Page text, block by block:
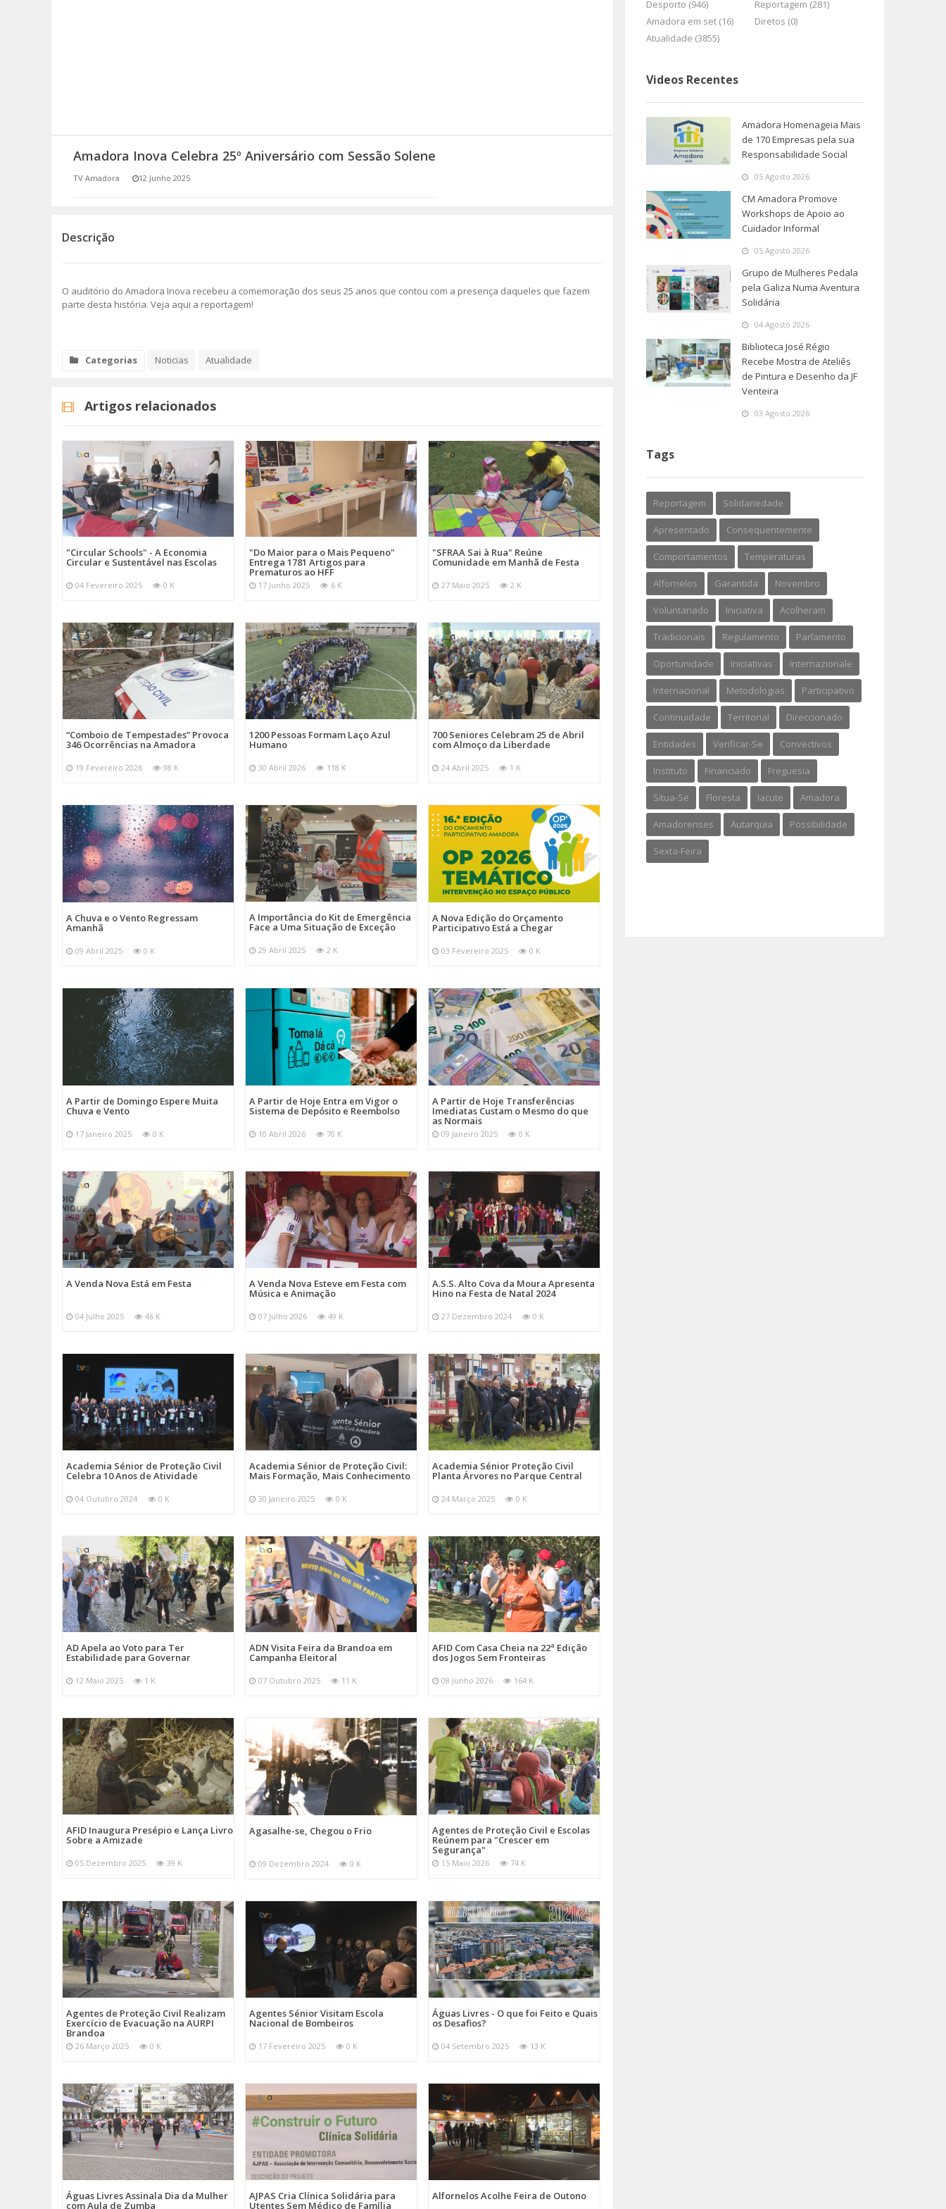
(RE) PENSAMENTOS
Amadora Inova Celebra 25º Aniversário com Sessão Solene
TV Amadora 12 Junho 2025
Descrição
O auditório do Amadora Inova recebeu a comemoração dos seus 25 anos que contou com a presença daqueles que fazem
parte desta história. Veja aqui a reportagem!
Categorias Noticias Atualidade
Artigos relacionados
"Circular Schools" - A Economia
Circular e Sustentável nas Escolas
04 Fevereiro 2025 0 K
"Do Maior para o Mais Pequeno"
Entrega 1781 Artigos para
Prematuros ao HFF
17 Junho 2025 6 K
"SFRAA Sai à Rua" Reúne
Comunidade em Manhã de Festa
27 Maio 2025 2 K
“Comboio de Tempestades” Provoca
346 Ocorrências na Amadora
19 Fevereiro 2026 98 K
1200 Pessoas Formam Laço Azul
Humano
30 Abril 2026 118 K
700 Seniores Celebram 25 de Abril
com Almoço da Liberdade
24 Abril 2025 1 K
A Chuva e o Vento Regressam
Amanhã
09 Abril 2025 0 K
A Importância do Kit de Emergência
Face a Uma Situação de Exceção
29 Abril 2025 2 K
A Nova Edição do Orçamento
Participativo Está a Chegar
03 Fevereiro 2025 0 K
A Partir de Domingo Espere Muita
Chuva e Vento
17 Janeiro 2025 0 K
A Partir de Hoje Entra em Vigor o
Sistema de Depósito e Reembolso
10 Abril 2026 70 K
A Partir de Hoje Transferências
Imediatas Custam o Mesmo do que
as Normais
09 Janeiro 2025 0 K
A Venda Nova Está em Festa
04 Julho 2025 46 K
A Venda Nova Esteve em Festa com
Música e Animação
07 Julho 2026 49 K
A.S.S. Alto Cova da Moura Apresenta
Hino na Festa de Natal 2024
27 Dezembro 2024 0 K
Academia Sénior de Proteção Civil
Celebra 10 Anos de Atividade
04 Outubro 2024 0 K
Academia Sénior de Proteção Civil:
Mais Formação, Mais Conhecimento
30 Janeiro 2025 0 K
Academia Sénior Proteção Civil
Planta Árvores no Parque Central
24 Março 2025 0 K
AD Apela ao Voto para Ter
Estabilidade para Governar
12 Maio 2025 1 K
ADN Visita Feira da Brandoa em
Campanha Eleitoral
07 Outubro 2025 11 K
AFID Com Casa Cheia na 22ª Edição
dos Jogos Sem Fronteiras
08 Junho 2026 164 K
AFID Inaugura Presépio e Lança Livro
Sobre a Amizade
05 Dezembro 2025 39 K
Agasalhe-se, Chegou o Frio
09 Dezembro 2024 0 K
Agentes de Proteção Civil e Escolas
Reúnem para "Crescer em
Segurança"
15 Maio 2026 74 K
Agentes de Proteção Civil Realizam
Exercício de Evacuação na AURPI
Brandoa
26 Março 2025 0 K
Agentes Sénior Visitam Escola
Nacional de Bombeiros
17 Fevereiro 2025 0 K
Águas Livres - O que foi Feito e Quais
os Desafios?
04 Setembro 2025 13 K
Águas Livres Assinala Dia da Mulher
com Aula de Zumba
AJPAS Cria Clínica Solidária para
Utentes Sem Médico de Família
Alfornelos Acolhe Feira de Outono
Desporto (946)
Reportagem (281)
Amadora em set (16)
Diretos (0)
Atualidade (3855)
Videos Recentes
Amadora Homenageia Mais
de 170 Empresas pela sua
Responsabilidade Social
05 Agosto 2026
CM Amadora Promove
Workshops de Apoio ao
Cuidador Informal
05 Agosto 2026
Grupo de Mulheres Pedala
pela Galiza Numa Aventura
Solidária
04 Agosto 2026
Biblioteca José Régio
Recebe Mostra de Ateliês
de Pintura e Desenho da JF
Venteira
03 Agosto 2026
Tags
Reportagem Solidariedade
Apresentado Consequentemente
Comportamentos Temperaturas
Alfornelos Garantida Novembro
Voluntariado Iniciativa Acolheram
Tradicionais Regulamento Parlamento
Oportunidade Iniciativas Internazionale
Internacional Metodologias Participativo
Continuidade Territorial Direccionado
Entidades Verificar-Se Convectivos
Instituto Financiado Freguesia
Situa-Se Floresta Iacute Amadora
Amadorenses Autarquia Possibilidade
Sexta-Feira